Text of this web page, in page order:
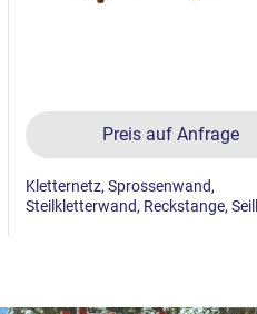
Preis auf Anfrage
Kletternetz, Sprossenwand,
Steilkletterwand, Reckstange,